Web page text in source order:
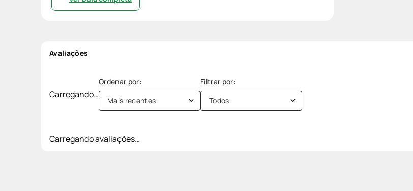
Avaliações
Carregando…
Mais recentes Todos
Carregando avaliações…